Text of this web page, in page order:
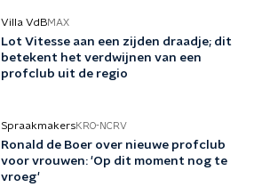
Villa VdBMAX
Lot Vitesse aan een zijden draadje; dit
betekent het verdwijnen van een
profclub uit de regio
SpraakmakersKRO-NCRV
Ronald de Boer over nieuwe profclub
voor vrouwen: 'Op dit moment nog te
vroeg'